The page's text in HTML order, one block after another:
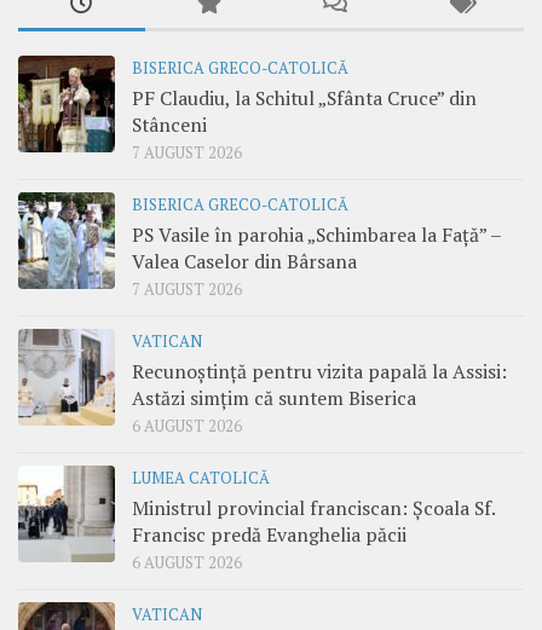
BISERICA GRECO-CATOLICĂ
PF Claudiu, la Schitul „Sfânta Cruce” din
Stânceni
7 AUGUST 2026
BISERICA GRECO-CATOLICĂ
PS Vasile în parohia „Schimbarea la Față” –
Valea Caselor din Bârsana
7 AUGUST 2026
VATICAN
Recunoștință pentru vizita papală la Assisi:
Astăzi simțim că suntem Biserica
6 AUGUST 2026
LUMEA CATOLICĂ
Ministrul provincial franciscan: Școala Sf.
Francisc predă Evanghelia păcii
6 AUGUST 2026
VATICAN